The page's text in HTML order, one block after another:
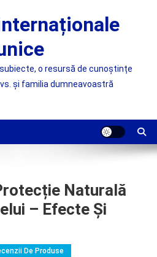
o resursă de cunoștințe
și familia dumneavoastră
Naturală
– Efecte Și
De Produse